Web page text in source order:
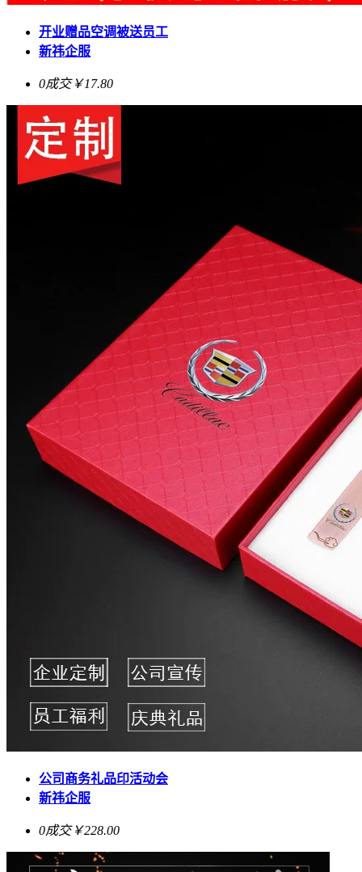
开业赠品空调被送员工
新祎企服
0成交￥17.80
公司商务礼品印活动会
新祎企服
0成交￥228.00